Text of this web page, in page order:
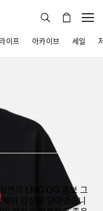
라이프 아카이브 세일
면의 LMC OG 콤보 그
어 감성을 담아냈습니